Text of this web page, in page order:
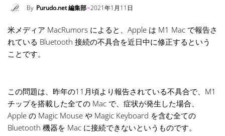
By Purudo.net 編集部 2021年1月11日
米メディア MacRumors によると、Apple は M1 Mac で報告さ
れている Bluetooth 接続の不具合を近日中に修正するという
ことです。
この問題は、昨年の11月頃より報告されている不具合で、M1
チップを搭載した全ての Mac で、症状が発生した場合、
Apple の Magic Mouse や Magic Keyboard を含む全ての
Bluetooth 機器を Mac に接続できないというものです。